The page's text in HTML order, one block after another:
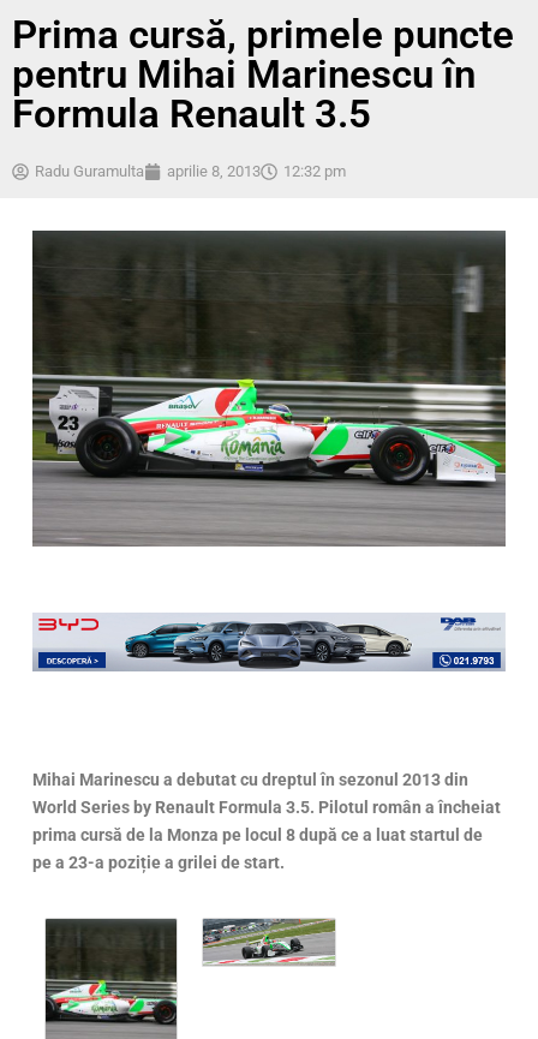
Prima cursă, primele puncte
pentru Mihai Marinescu în
Formula Renault 3.5
Radu Guramulta aprilie 8, 2013 12:32 pm
Mihai Marinescu a debutat cu dreptul în sezonul 2013 din
World Series by Renault Formula 3.5. Pilotul român a încheiat
prima cursă de la Monza pe locul 8 după ce a luat startul de
pe a 23-a poziție a grilei de start.